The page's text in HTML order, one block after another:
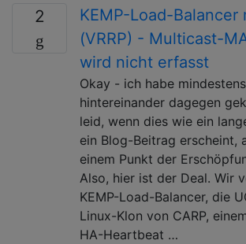
2
KEMP-Load-Balancer
(VRRP) - Multicast-
wird nicht erfasst
Okay - ich habe
hintereinander dagegen
leid, wenn dies wie ein
ein Blog-Beitrag erscheint,
einem Punkt der
Also, hier ist der Deal. Wir
KEMP-Load-Balancer, die
Linux-Klon von CARP,
HA-Heartbeat …